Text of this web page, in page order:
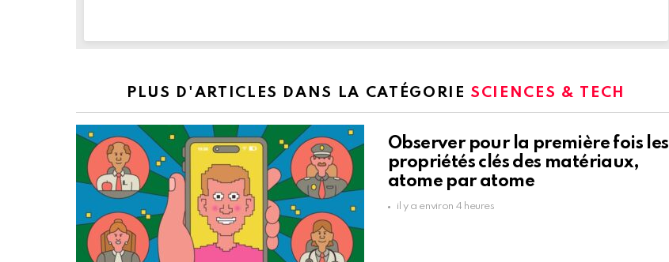
PLUS D'ARTICLES DANS LA CATÉGORIE SCIENCES & TECH
Observer pour la première fois les
propriétés clés des matériaux,
atome par atome
il y a environ 4 heures